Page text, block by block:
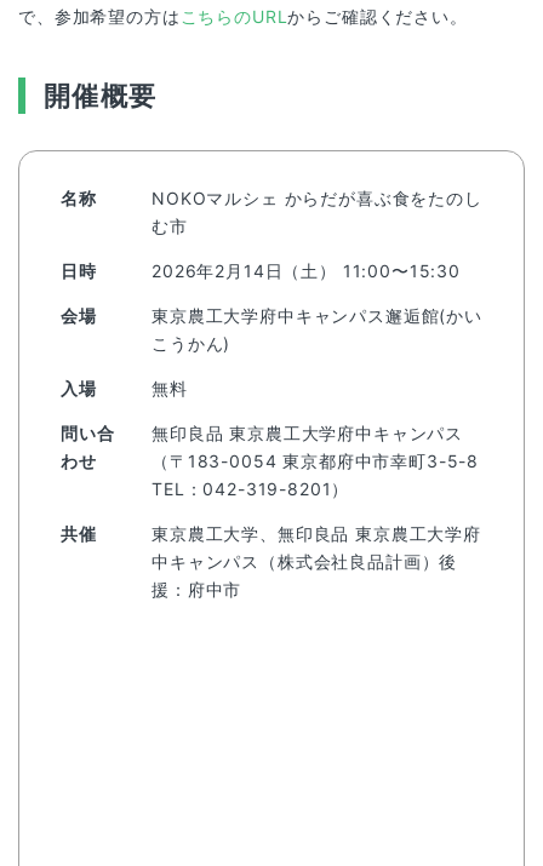
で、参加希望の方は こちらのURLからご確認ください。
開催概要
名称
NOKOマルシェ からだが喜ぶ食をたのし
む市
日時 2026年2月14日（土） 11:00〜15:30
会場
東京農工大学府中キャンパス邂逅館(かい
こうかん)
入場 無料
問い合
わせ
無印良品 東京農工大学府中キャンパス
（〒183-0054 東京都府中市幸町3-5-8
TEL：042-319-8201）
共催
東京農工大学、無印良品 東京農工大学府
中キャンパス（株式会社良品計画）後
援：府中市